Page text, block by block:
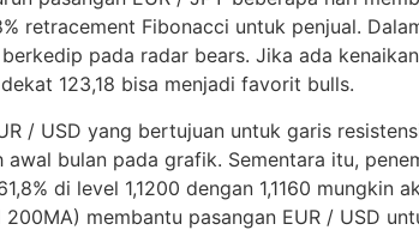
retracement Fibonacci untuk penjual.
pada radar bears. Jika ada
123,18 bisa menjadi favorit bulls.
/ USD yang bertujuan untuk garis
awal bulan pada grafik. Sementara itu,
di level 1,1200 dengan 1,1160
membantu pasangan EUR / USD